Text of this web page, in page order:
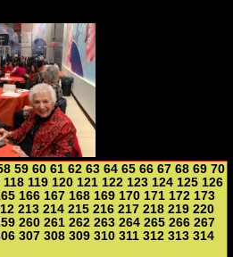
59 60 61 62 63 64 65 66 67 68 69 70
118 119 120 121 122 123 124 125 126
166 167 168 169 170 171 172 173
213 214 215 216 217 218 219 220
260 261 262 263 264 265 266 267
307 308 309 310 311 312 313 314